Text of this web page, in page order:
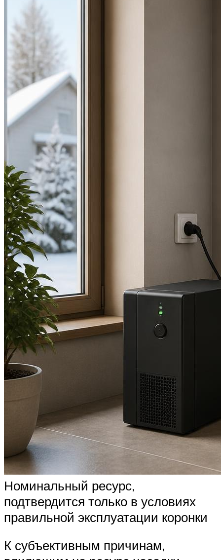
Номинальный ресурс,
подтвердится только в условиях
правильной эксплуатации коронки
К субъективным причинам,